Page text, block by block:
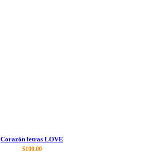
Corazón letras LOVE
$100.00